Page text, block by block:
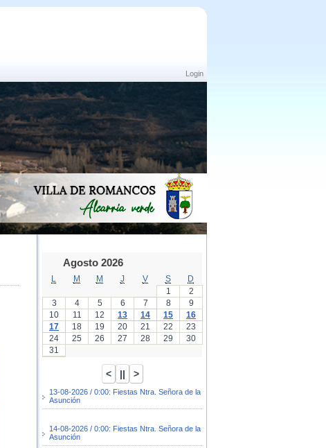
Login
Agosto 2026
M M J V S
D
1
2
3
4 5 6 7 8
9
10
11 12 13 14 15
16
17
18 19 20 21 22
23
24
25 26 27 28 29
30
31
13-08-2026 / 0:00: Fiestas Ntra. Señora de la
Asunción
14-08-2026 / 0:00: Fiestas Ntra. Señora de la
Asunción